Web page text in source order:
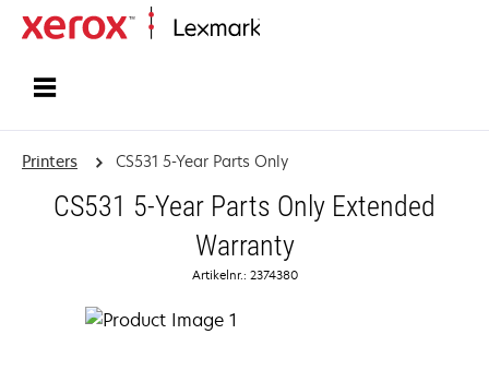
Printers CS531 5-Year Parts Only
CS531 5-Year Parts Only Extended
Warranty
Artikelnr.: 2374380